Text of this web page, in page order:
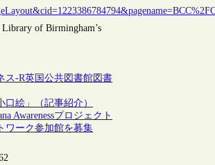
of Birmingham’s
ス-R英国公共図書館図書
口絵」（記事紹介）
Awarenessプロジェクト
ワーク参加館を募集